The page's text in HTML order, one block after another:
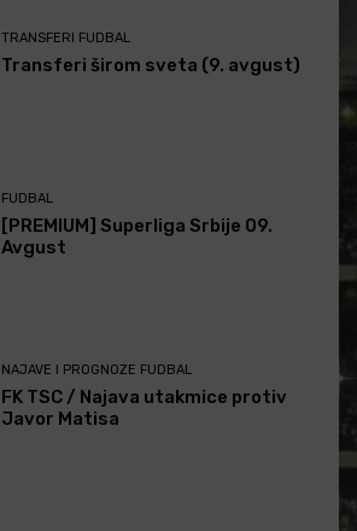
TRANSFERI FUDBAL
Transferi širom sveta (9. avgust)
FUDBAL
[PREMIUM] Superliga Srbije 09.
Avgust
NAJAVE I PROGNOZE FUDBAL
FK TSC / Najava utakmice protiv
Javor Matisa